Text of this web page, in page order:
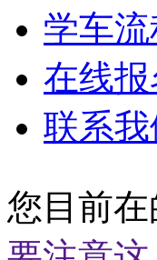
学车流
在线报
联系我
您目前在